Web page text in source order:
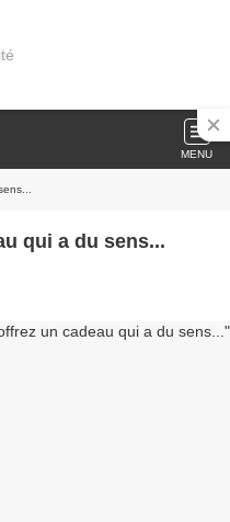
MENU
qui a du sens...